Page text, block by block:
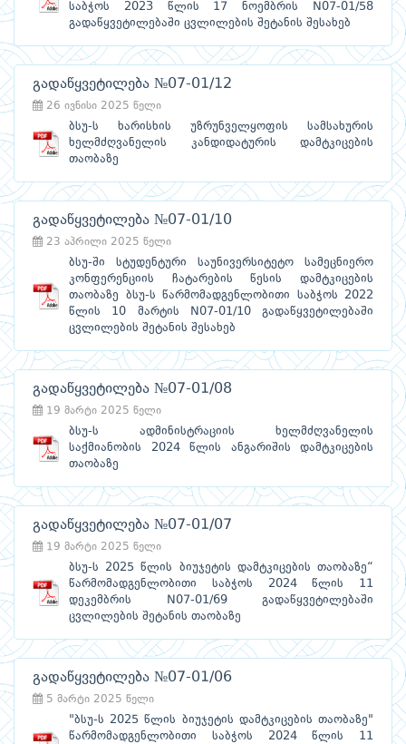
საბჭოს 2023 წლის 17 ნოემბრის N07-01/58
გადაწყვეტილებაში ცვლილების შეტანის შესახებ
გადაწყვეტილება №07-01/12
26 ივნისი 2025 წელი
ბსუ-ს ხარისხის უზრუნველყოფის სამსახურის
ხელმძღვანელის კანდიდატურის დამტკიცების
თაობაზე
გადაწყვეტილება №07-01/10
23 აპრილი 2025 წელი
ბსუ-ში სტუდენტური საუნივერსიტეტო სამეცნიერო
კონფერენციის ჩატარების წესის დამტკიცების
თაობაზე ბსუ-ს წარმომადგენლობითი საბჭოს 2022
წლის 10 მარტის N07-01/10 გადაწყვეტილებაში
ცვლილების შეტანის შესახებ
გადაწყვეტილება №07-01/08
19 მარტი 2025 წელი
ბსუ-ს ადმინისტრაციის ხელმძღვანელის
საქმიანობის 2024 წლის ანგარიშის დამტკიცების
თაობაზე
გადაწყვეტილება №07-01/07
19 მარტი 2025 წელი
ბსუ-ს 2025 წლის ბიუჯეტის დამტკიცების თაობაზე“
წარმომადგენლობითი საბჭოს 2024 წლის 11
დეკემბრის N07-01/69 გადაწყვეტილებაში
ცვლილების შეტანის თაობაზე
გადაწყვეტილება №07-01/06
5 მარტი 2025 წელი
"ბსუ-ს 2025 წლის ბიუჯეტის დამტკიცების თაობაზე"
წარმომადგენლობითი საბჭოს 2024 წლის 11